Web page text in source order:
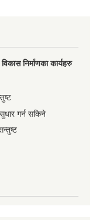
निर्माणका कार्यहरु
गर्न सकिने